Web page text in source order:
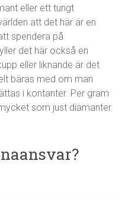
eller ett tungt
att det här är en
spendera på
det här också en
eller liknande är det
bäras med om man
i kontanter. Per gram
som just diamanter.